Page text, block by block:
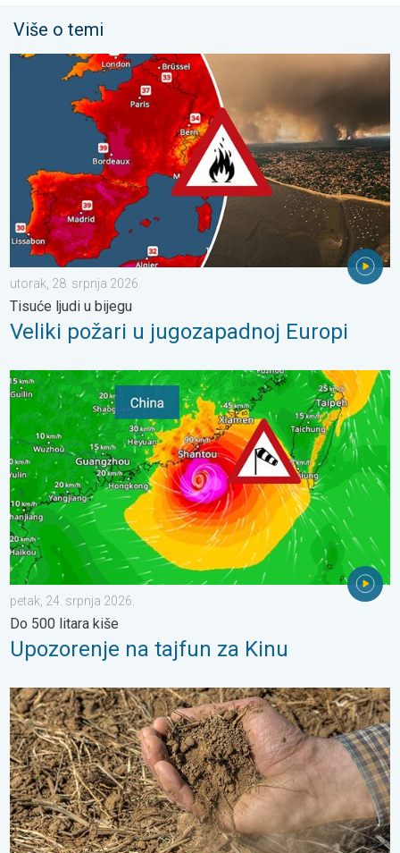
Više o temi
Veliki požari u jugozapadnoj Europi. Tisuće ljudi u bijegu. . .
utorak, 28. srpnja 2026.
Tisuće ljudi u bijegu
Veliki požari u jugozapadnoj Europi
Upozorenje na tajfun za Kinu. Do 500 litara kiše. . . petak, 24.
petak, 24. srpnja 2026.
Do 500 litara kiše
Upozorenje na tajfun za Kinu
Toplina isušuje tlo sve većom brzinom. Nove studije. . .